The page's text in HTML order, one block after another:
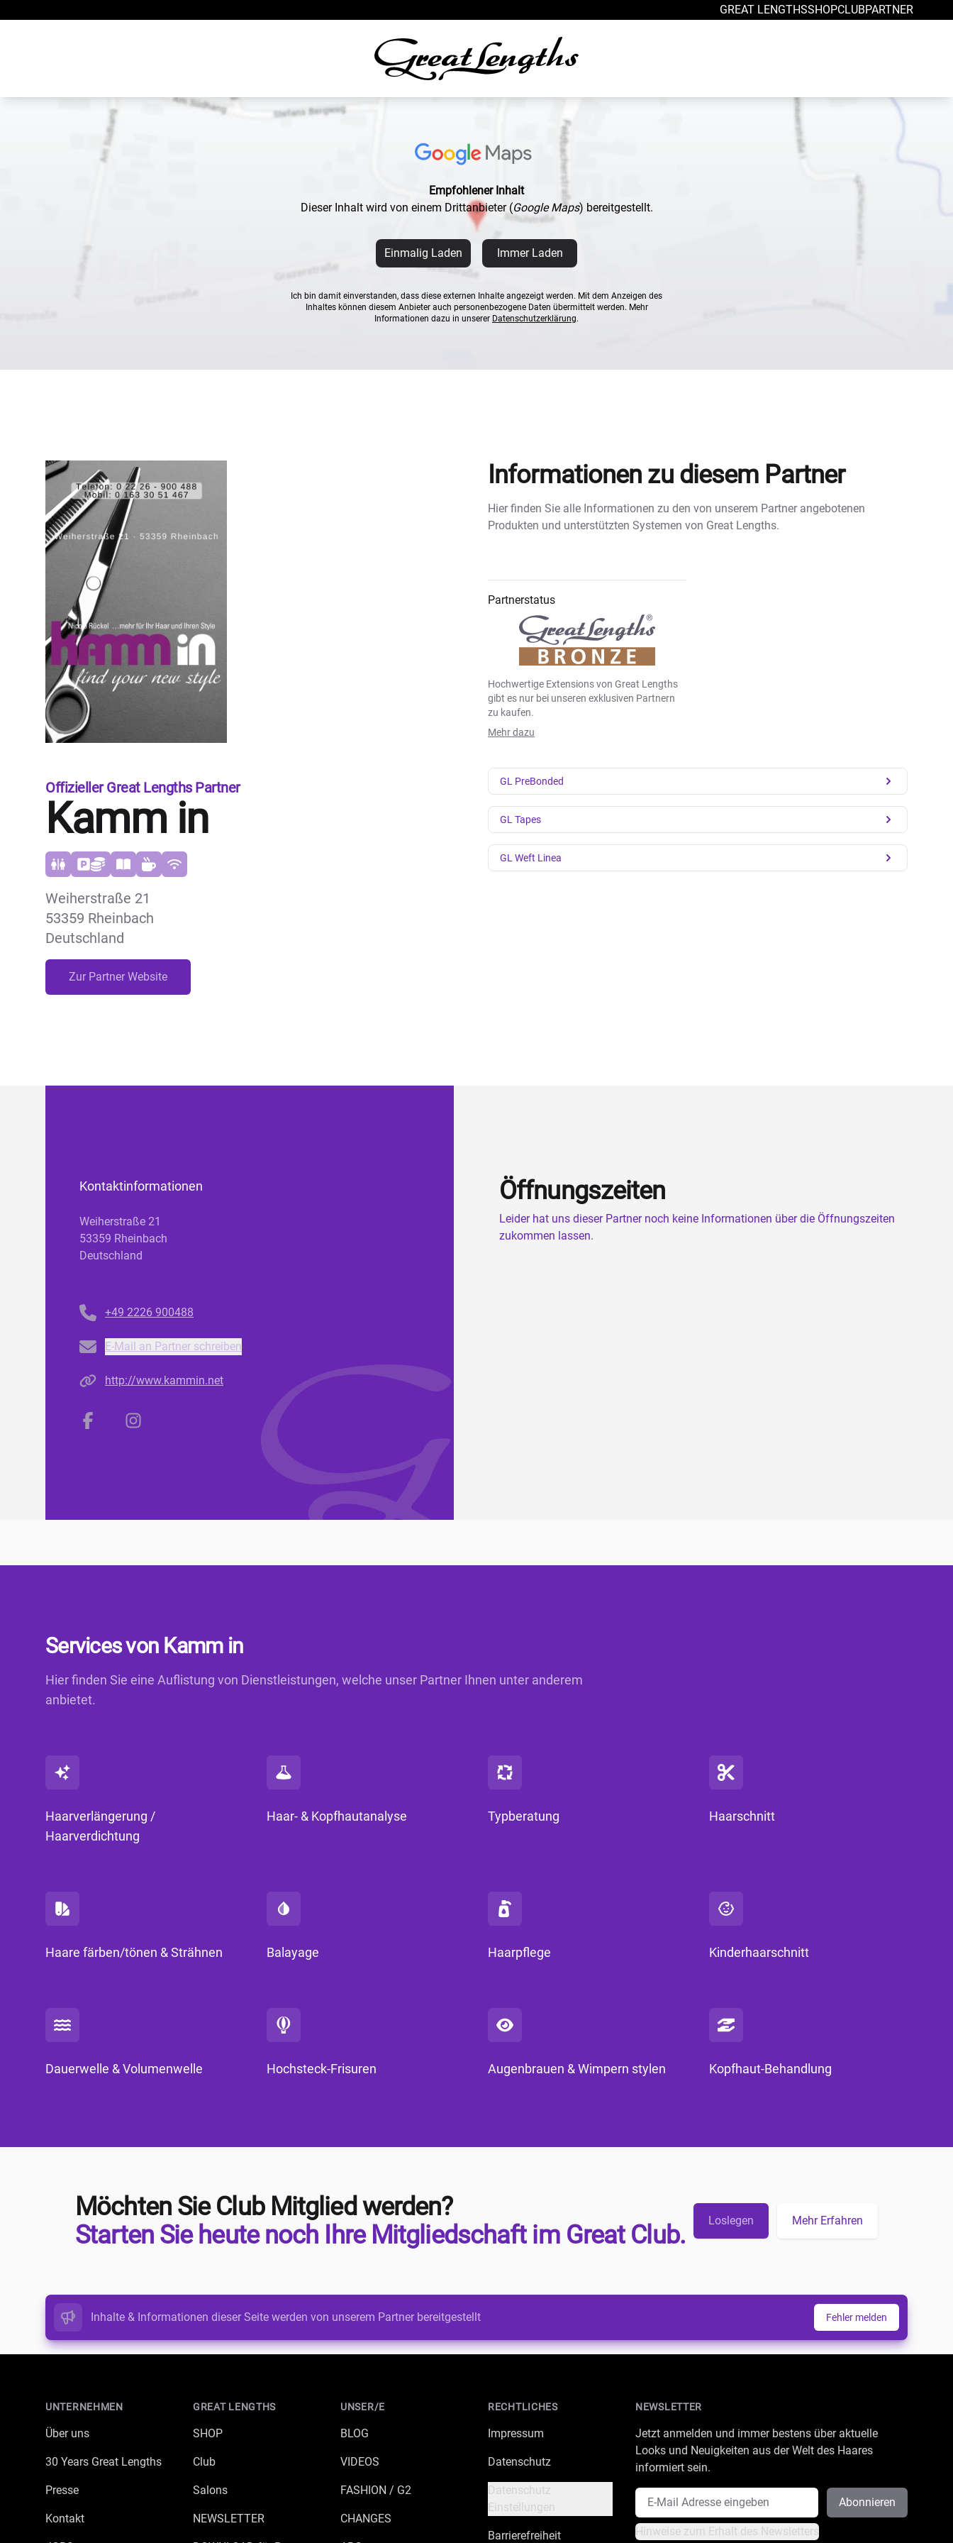
GREAT LENGTHSSHOPCLUBPARTNER
Empfohlener Inhalt
Dieser Inhalt wird von einem Drittanbieter (Google Maps) bereitgestellt.
Einmalig Laden Immer Laden
Ich bin damit einverstanden, dass diese externen Inhalte angezeigt werden. Mit dem Anzeigen des
Inhaltes können diesem Anbieter auch personenbezogene Daten übermittelt werden. Mehr
Informationen dazu in unserer Datenschutzerklärung.
Offizieller Great Lengths Partner
Kamm in
Weiherstraße 21
53359 Rheinbach
Deutschland
Zur Partner Website
Informationen zu diesem Partner
Hier finden Sie alle Informationen zu den von unserem Partner angebotenen
Produkten und unterstützten Systemen von Great Lengths.
Partnerstatus
Hochwertige Extensions von Great Lengths
gibt es nur bei unseren exklusiven Partnern
zu kaufen.
Mehr dazu
GL PreBonded
GL Tapes
GL Weft Linea
Kontaktinformationen
Weiherstraße 21
53359 Rheinbach
Deutschland
+49 2226 900488
EmailE-Mail an Partner schreiben
Homepagehttp://www.kammin.net
FacebookInstagram
Öffnungszeiten
Leider hat uns dieser Partner noch keine Informationen über die Öffnungszeiten
zukommen lassen.
Services von Kamm in
Hier finden Sie eine Auflistung von Dienstleistungen, welche unser Partner Ihnen unter anderem
anbietet.
Haarverlängerung /
Haarverdichtung
Haar- & Kopfhautanalyse Typberatung Haarschnitt
Haare färben/tönen & Strähnen Balayage Haarpflege Kinderhaarschnitt
Dauerwelle & Volumenwelle Hochsteck-Frisuren Augenbrauen & Wimpern stylen Kopfhaut-Behandlung
Möchten Sie Club Mitglied werden?
Starten Sie heute noch Ihre Mitgliedschaft im Great Club.
Loslegen Mehr Erfahren
Inhalte & Informationen dieser Seite werden von unserem Partner bereitgestellt Fehler melden
UNTERNEHMEN
Über uns
30 Years Great Lengths
Presse
Kontakt
GREAT LENGTHS
SHOP
Club
Salons
NEWSLETTER
UNSER/E
BLOG
VIDEOS
FASHION / G2
CHANGES
RECHTLICHES
Impressum
Datenschutz
Datenschutz
Einstellungen
Barrierefreiheit
NEWSLETTER
Jetzt anmelden und immer bestens über aktuelle
Looks und Neuigkeiten aus der Welt des Haares
informiert sein.
E-Mail Adresse
Abonnieren
Hinweise zum Erhalt des Newsletters